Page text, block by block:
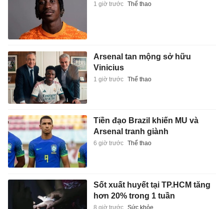
1 giờ trước Thể thao
Arsenal tan mộng sở hữu
Vinicius
1 giờ trước Thể thao
Tiền đạo Brazil khiến MU và
Arsenal tranh giành
6 giờ trước Thể thao
Sốt xuất huyết tại TP.HCM tăng
hơn 20% trong 1 tuần
8 giờ trước Sức khỏe